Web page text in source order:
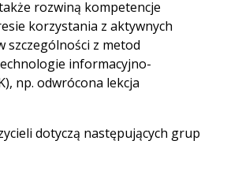
rozwiną kompetencje
korzystania z aktywnych
szczególności z metod
informacyjno-
np. odwrócona lekcja
dotyczą następujących grup